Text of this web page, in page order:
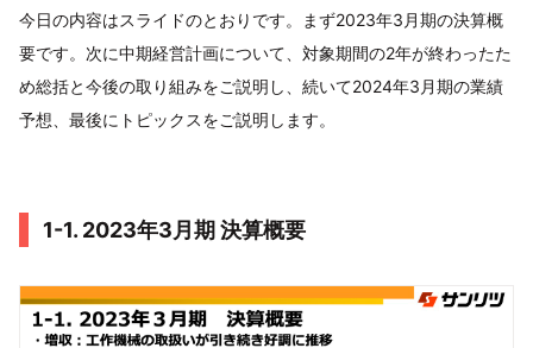
今日の内容はスライドのとおりです。まず2023年3月期の決算概
要です。次に中期経営計画について、対象期間の2年が終わったた
め総括と今後の取り組みをご説明し、続いて2024年3月期の業績
予想、最後にトピックスをご説明します。
1-1. 2023年3月期 決算概要